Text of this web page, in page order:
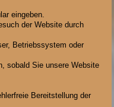
eingeben.
der Website durch
Betriebssystem oder
sobald Sie unsere Website
Bereitstellung der